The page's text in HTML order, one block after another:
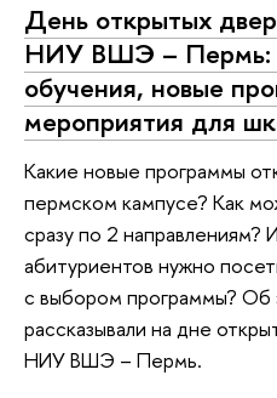
День открытых
НИУ ВШЭ – Пермь:
обучения, новые
мероприятия для
Какие новые программы
пермском кампусе? Как
сразу по 2 направлениям?
абитуриентов нужно
с выбором программы? Об
рассказывали на дне
НИУ ВШЭ – Пермь.